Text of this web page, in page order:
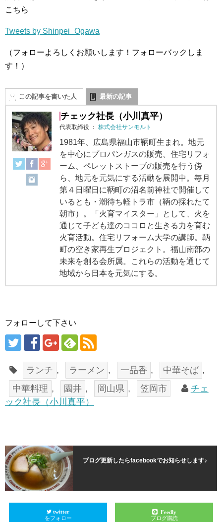
こちら
Tweets by Shinpei_Ogawa
（フォローよろしくお願いします！フォローバックしま
す！）
この記事を書いた人 最新の記事
チェック社長（小川真平）
代表取締役 ： 株式会社サンモルト
1981年、広島県福山市鞆町生まれ。地元
を中心にプロパンガスの販売、住宅リフォ
ーム、ペレットストーブの販売を行う傍
ら、地元を元気にする活動を展開中。毎月
第４日曜日に鞆町の沼名前神社で開催して
いるとも・潮待ち軽トラ市（鞆の採れたて
朝市）。「火育マイスター」として、火を
通じて子ども達のココロと生きる力を育む
火育活動。住宅リフォーム大学の講師。鞆
町の空き家再生プロジェクト。福山南部の
未来を創る会所属。これらの活動を通じて
地域から日本を元気にする。
フォローして下さい
ランチ , ラーメン , 一品香 , 中華そば ,
中華料理 , 園井 , 岡山県 , 笠岡市
チェ
ック社長（小川真平）
ブログ更新したらfacebookでお知らせします♪
twitter
をフォロー
Feedly
ブログ購読